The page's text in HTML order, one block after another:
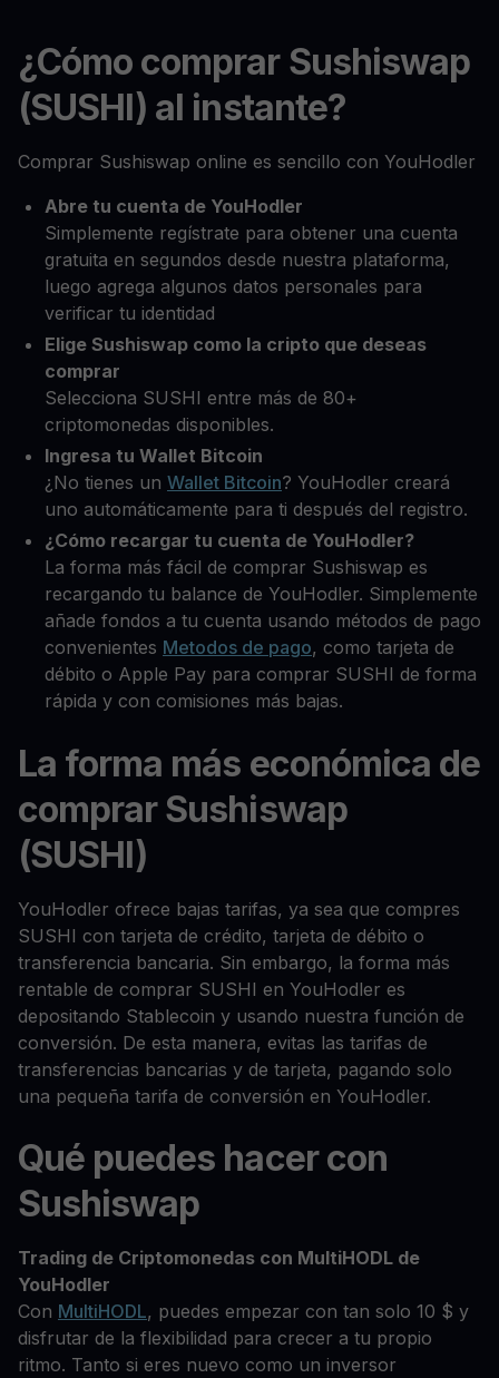
¿Cómo comprar Sushiswap
(SUSHI) al instante?
Comprar Sushiswap online es sencillo con YouHodler
Abre tu cuenta de YouHodler
Simplemente regístrate para obtener una cuenta
gratuita en segundos desde nuestra plataforma,
luego agrega algunos datos personales para
verificar tu identidad
Elige Sushiswap como la cripto que deseas
comprar
Selecciona SUSHI entre más de 80+
criptomonedas disponibles.
Ingresa tu Wallet Bitcoin
¿No tienes un Wallet Bitcoin? YouHodler creará
uno automáticamente para ti después del registro.
¿Cómo recargar tu cuenta de YouHodler?
La forma más fácil de comprar Sushiswap es
recargando tu balance de YouHodler. Simplemente
añade fondos a tu cuenta usando métodos de pago
convenientes Metodos de pago, como tarjeta de
débito o Apple Pay para comprar SUSHI de forma
rápida y con comisiones más bajas.
La forma más económica de
comprar Sushiswap
(SUSHI)
YouHodler ofrece bajas tarifas, ya sea que compres
SUSHI con tarjeta de crédito, tarjeta de débito o
transferencia bancaria. Sin embargo, la forma más
rentable de comprar SUSHI en YouHodler es
depositando Stablecoin y usando nuestra función de
conversión. De esta manera, evitas las tarifas de
transferencias bancarias y de tarjeta, pagando solo
una pequeña tarifa de conversión en YouHodler.
Qué puedes hacer con
Sushiswap
Trading de Criptomonedas con MultiHODL de
YouHodler
Con MultiHODL, puedes empezar con tan solo 10 $ y
disfrutar de la flexibilidad para crecer a tu propio
ritmo. Tanto si eres nuevo como un inversor